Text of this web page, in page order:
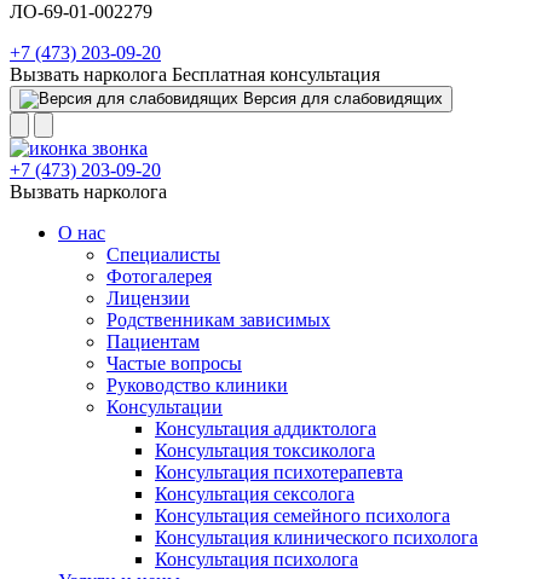
ЛО-69-01-002279
+7 (473) 203-09-20
Вызвать нарколога Бесплатная консультация
Версия для слабовидящих
+7 (473) 203-09-20
Вызвать нарколога
О нас
Специалисты
Фотогалерея
Лицензии
Родственникам зависимых
Пациентам
Частые вопросы
Руководство клиники
Консультации
Консультация аддиктолога
Консультация токсиколога
Консультация психотерапевта
Консультация сексолога
Консультация семейного психолога
Консультация клинического психолога
Консультация психолога